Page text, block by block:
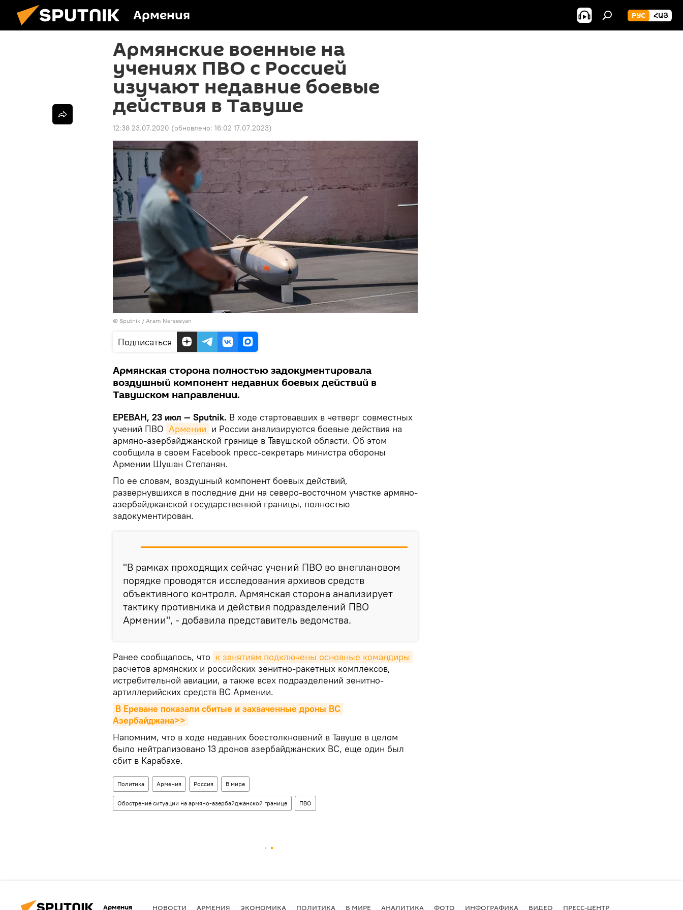
Армения РУС ՀԱՅ
Армянские военные на
учениях ПВО с Россией
изучают недавние боевые
действия в Тавуше
12:38 23.07.2020 (обновлено: 16:02 17.07.2023)
© Sputnik / Aram Nersesyan
Подписаться
Армянская сторона полностью задокументировала
воздушный компонент недавних боевых действий в
Тавушском направлении.
ЕРЕВАН, 23 июл — Sputnik. В ходе стартовавших в четверг совместных
учений ПВО Армении и России анализируются боевые действия на
армяно-азербайджанской границе в Тавушской области. Об этом
сообщила в своем Facebook пресс-секретарь министра обороны
Армении Шушан Степанян.
По ее словам, воздушный компонент боевых действий,
развернувшихся в последние дни на северо-восточном участке армяно-
азербайджанской государственной границы, полностью
задокументирован.
"В рамках проходящих сейчас учений ПВО во внеплановом
порядке проводятся исследования архивов средств
объективного контроля. Армянская сторона анализирует
тактику противника и действия подразделений ПВО
Армении", - добавила представитель ведомства.
Ранее сообщалось, что к занятиям подключены основные командиры
расчетов армянских и российских зенитно-ракетных комплексов,
истребительной авиации, а также всех подразделений зенитно-
артиллерийских средств ВС Армении.
В Ереване показали сбитые и захваченные дроны ВС
Азербайджана>>
Напомним, что в ходе недавних боестолкновений в Тавуше в целом
было нейтрализовано 13 дронов азербайджанских ВС, еще один был
сбит в Карабахе.
Политика Армения Россия В мире
Обострение ситуации на армяно-азербайджанской границе ПВО
Армения НОВОСТИ АРМЕНИЯ ЭКОНОМИКА ПОЛИТИКА В МИРЕ АНАЛИТИКА ФОТО ИНФОГРАФИКА ВИДЕО ПРЕСС-ЦЕНТР